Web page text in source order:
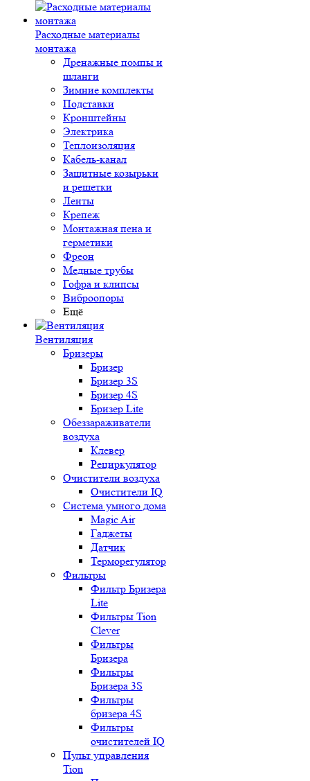
Расходные материалы
монтажа
Дренажные помпы и
шланги
Зимние комплекты
Подставки
Кронштейны
Электрика
Теплоизоляция
Кабель-канал
Защитные козырьки
и решетки
Ленты
Крепеж
Монтажная пена и
герметики
Фреон
Медные трубы
Гофра и клипсы
Виброопоры
Ещё
Вентиляция
Бризеры
Бризер
Бризер 3S
Бризер 4S
Бризер Lite
Обеззараживатели
воздуха
Клевер
Рециркулятор
Очистители воздуха
Очистители IQ
Система умного дома
Magic Air
Гаджеты
Датчик
Терморегулятор
Фильтры
Фильтр Бризера
Lite
Фильтры Tion
Clever
Фильтры
Бризера
Фильтры
Бризера 3S
Фильтры
бризера 4S
Фильтры
очистителей IQ
Пульт управления
Tion